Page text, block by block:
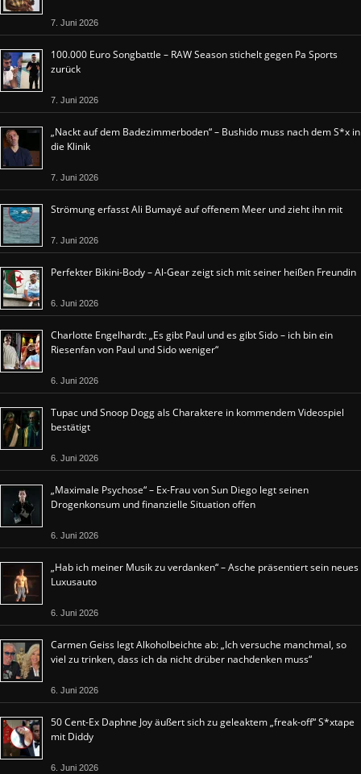
7. Juni 2026
100.000 Euro Songbattle – RAW Season stichelt gegen Pa Sports
zurück
7. Juni 2026
„Nackt auf dem Badezimmerboden“ – Bushido muss nach dem S*x in
die Klinik
7. Juni 2026
Strömung erfasst Ali Bumayé auf offenem Meer und zieht ihn mit
7. Juni 2026
Perfekter Bikini-Body – Al-Gear zeigt sich mit seiner heißen Freundin
6. Juni 2026
Charlotte Engelhardt: „Es gibt Paul und es gibt Sido – ich bin ein
Riesenfan von Paul und Sido weniger“
6. Juni 2026
Tupac und Snoop Dogg als Charaktere in kommendem Videospiel
bestätigt
6. Juni 2026
„Maximale Psychose“ – Ex-Frau von Sun Diego legt seinen
Drogenkonsum und finanzielle Situation offen
6. Juni 2026
„Hab ich meiner Musik zu verdanken“ – Asche präsentiert sein neues
Luxusauto
6. Juni 2026
Carmen Geiss legt Alkoholbeichte ab: „Ich versuche manchmal, so
viel zu trinken, dass ich da nicht drüber nachdenken muss“
6. Juni 2026
50 Cent-Ex Daphne Joy äußert sich zu geleaktem „freak-off“ S*xtape
mit Diddy
6. Juni 2026